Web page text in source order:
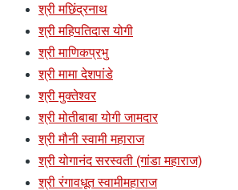
श्री मछिंद्रनाथ
श्री महिपतिदास योगी
श्री माणिकप्रभु
श्री मामा देशपांडे
श्री मुक्तेश्वर
श्री मोतीबाबा योगी जामदार
श्री मौनी स्वामी महाराज
श्री योगानंद सरस्वती (गांडा महाराज)
श्री रंगावधूत स्वामीमहाराज